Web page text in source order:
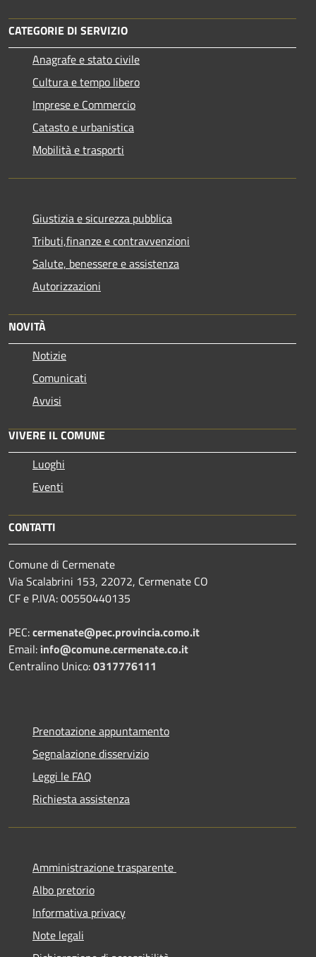
CATEGORIE DI SERVIZIO
Anagrafe e stato civile
Cultura e tempo libero
Imprese e Commercio
Catasto e urbanistica
Mobilità e trasporti
Giustizia e sicurezza pubblica
Tributi,finanze e contravvenzioni
Salute, benessere e assistenza
Autorizzazioni
NOVITÀ
Notizie
Comunicati
Avvisi
VIVERE IL COMUNE
Luoghi
Eventi
CONTATTI
Comune di Cermenate
Via Scalabrini 153, 22072, Cermenate CO
CF e P.IVA: 00550440135
PEC:cermenate@pec.provincia.como.it
Email: info@comune.cermenate.co.it
Centralino Unico:0317776111
Prenotazione appuntamento
Segnalazione disservizio
Leggi le FAQ
Richiesta assistenza
Amministrazione trasparente
Albo pretorio
Informativa privacy
Note legali